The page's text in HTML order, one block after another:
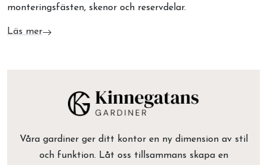
monteringsfästen, skenor och reservdelar.
Läs mer
om Tillbehör
Våra gardiner ger ditt kontor en ny dimension av stil
och funktion. Låt oss tillsammans skapa en